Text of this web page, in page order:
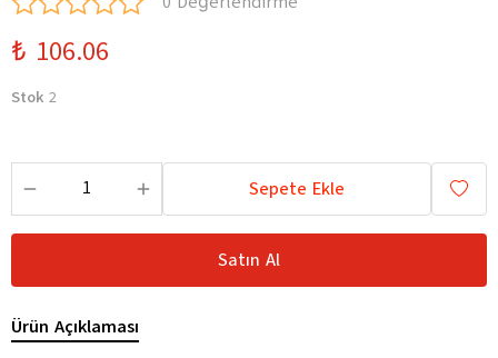
₺ 106.06
Stok 2
Sepete Ekle
Satın Al
Ürün Açıklaması